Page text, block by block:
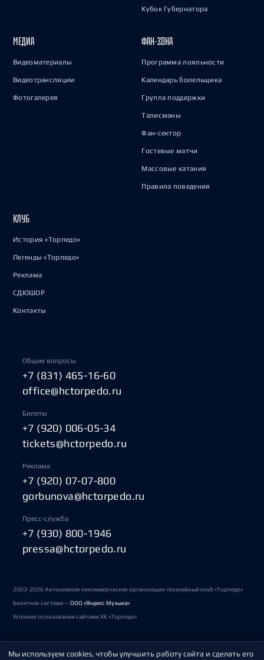
Кубок Губернатора
МЕДИА
Видеоматериалы
Видеотрансляции
Фотогалерея
ФАН-ЗОНА
Программа лояльности
Календарь болельщика
Группа поддержки
Талисманы
Фан-сектор
Гостевые матчи
Массовые катания
Правила поведения
КЛУБ
История «Торпедо»
Легенды «Торпедо»
Реклама
СДЮШОР
Контакты
Общие вопросы
+7 (831) 465-16-60
office@hctorpedo.ru
Билеты
+7 (920) 006-05-34
tickets@hctorpedo.ru
Реклама
+7 (920) 07-07-800
gorbunova@hctorpedo.ru
Пресс-служба
+7 (930) 800-1946
pressa@hctorpedo.ru
2003-2026 Автономная некоммерческая организация «Хоккейный клуб «Торпедо»
Билетная система —ООО «Яндекс Музыка»
Условия пользования сайтами ХК «Торпедо»
Политика обработки персональных данных
Мы используем cookies, чтобы улучшить работу сайта и сделать его